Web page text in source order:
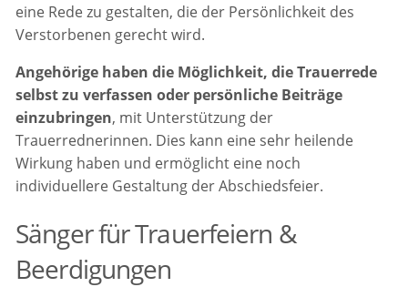
eine Rede zu gestalten, die der Persönlichkeit des
Verstorbenen gerecht wird.
Angehörige haben die Möglichkeit, die Trauerrede
selbst zu verfassen oder persönliche Beiträge
einzubringen, mit Unterstützung der
Trauerrednerinnen. Dies kann eine sehr heilende
Wirkung haben und ermöglicht eine noch
individuellere Gestaltung der Abschiedsfeier.
Sänger für Trauerfeiern &
Beerdigungen